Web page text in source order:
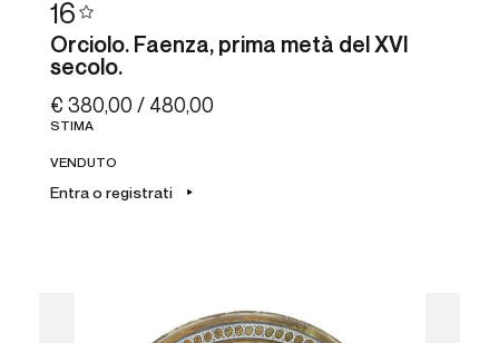
16
Orciolo. Faenza, prima metà del XVI
secolo.
€ 380,00 / 480,00
STIMA
VENDUTO
Entra o registrati